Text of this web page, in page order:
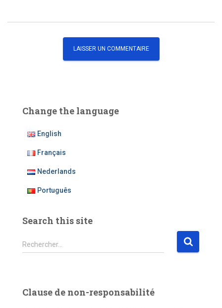
Change the language
English
Français
Nederlands
Português
Search this site
R
e
r
Rechercher…
Clause de non-responsabilité